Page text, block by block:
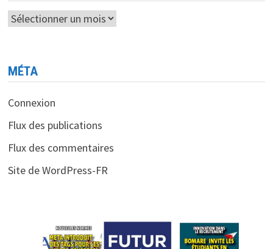
Archives
MÉTA
Connexion
Flux des publications
Flux des commentaires
Site de WordPress-FR